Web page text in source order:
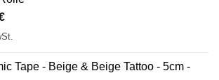
Tape - Beige & Beige Tattoo - 5cm -